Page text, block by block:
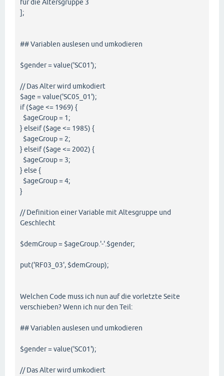
für die Altersgruppe 3
];
## Variablen auslesen und umkodieren
$gender = value('SC01');
// Das Alter wird umkodiert
$age = value('SC05_01');
if ($age <= 1969) {
$ageGroup = 1;
} elseif ($age <= 1985) {
$ageGroup = 2;
} elseif ($age <= 2002) {
$ageGroup = 3;
} else {
$ageGroup = 4;
}
// Definition einer Variable mit Altesgruppe und
Geschlecht
$demGroup = $ageGroup.'-'.$gender;
put('RF03_03', $demGroup);
Welchen Code muss ich nun auf die vorletzte Seite
verschieben? Wenn ich nur den Teil:
## Variablen auslesen und umkodieren
$gender = value('SC01');
// Das Alter wird umkodiert